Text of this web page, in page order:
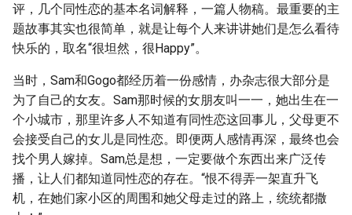
评，几个同性恋的基本名词解释，一篇人物稿。最重要的主
题故事其实也很简单，就是让每个人来讲讲她们是怎么看待
快乐的，取名“很坦然，很Happy”。
当时，Sam和Gogo都经历着一份感情，办杂志很大部分是
为了自己的女友。Sam那时候的女朋友叫一一，她出生在一
个小城市，那里许多人不知道有同性恋这回事儿，父母更不
会接受自己的女儿是同性恋。即便两人感情再深，最终也会
找个男人嫁掉。Sam总是想，一定要做个东西出来广泛传
播，让人们都知道同性恋的存在。“恨不得弄一架直升飞
机，在她们家小区的周围和她父母走过的路上，统统都撒